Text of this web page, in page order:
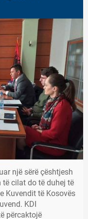
një sërë çështjesh
të cilat do të duhej të
Kuvendit të Kosovës
KDI
përcaktojë